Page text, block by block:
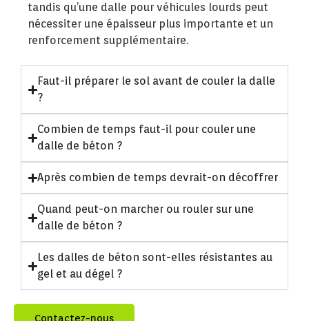
tandis qu’une dalle pour véhicules lourds peut
nécessiter une épaisseur plus importante et un
renforcement supplémentaire.
Faut-il préparer le sol avant de couler la dalle
?
Combien de temps faut-il pour couler une
dalle de béton ?
Après combien de temps devrait-on décoffrer
Quand peut-on marcher ou rouler sur une
dalle de béton ?
Les dalles de béton sont-elles résistantes au
gel et au dégel ?